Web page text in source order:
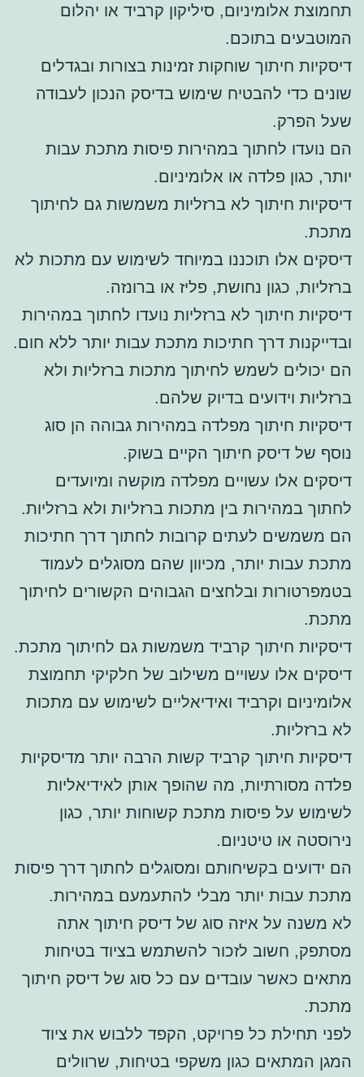
תחמוצת אלומיניום, סיליקון קרביד או יהלום
המוטבעים בתוכם.
דיסקיות חיתוך שוחקות זמינות בצורות ובגדלים
שונים כדי להבטיח שימוש בדיסק הנכון לעבודה
שעל הפרק.
הם נועדו לחתוך במהירות פיסות מתכת עבות
יותר, כגון פלדה או אלומיניום.
דיסקיות חיתוך לא ברזליות משמשות גם לחיתוך
מתכת.
דיסקים אלו תוכננו במיוחד לשימוש עם מתכות לא
ברזליות, כגון נחושת, פליז או ברונזה.
דיסקיות חיתוך לא ברזליות נועדו לחתוך במהירות
ובדייקנות דרך חתיכות מתכת עבות יותר ללא חום.
הם יכולים לשמש לחיתוך מתכות ברזליות ולא
ברזליות וידועים בדיוק שלהם.
דיסקיות חיתוך מפלדה במהירות גבוהה הן סוג
נוסף של דיסק חיתוך הקיים בשוק.
דיסקים אלו עשויים מפלדה מוקשה ומיועדים
לחתוך במהירות בין מתכות ברזליות ולא ברזליות.
הם משמשים לעתים קרובות לחתוך דרך חתיכות
מתכת עבות יותר, מכיוון שהם מסוגלים לעמוד
בטמפרטורות ובלחצים הגבוהים הקשורים לחיתוך
מתכת.
דיסקיות חיתוך קרביד משמשות גם לחיתוך מתכת.
דיסקים אלו עשויים משילוב של חלקיקי תחמוצת
אלומיניום וקרביד ואידיאליים לשימוש עם מתכות
לא ברזליות.
דיסקיות חיתוך קרביד קשות הרבה יותר מדיסקיות
פלדה מסורתיות, מה שהופך אותן לאידיאליות
לשימוש על פיסות מתכת קשוחות יותר, כגון
נירוסטה או טיטניום.
הם ידועים בקשיחותם ומסוגלים לחתוך דרך פיסות
מתכת עבות יותר מבלי להתעמעם במהירות.
לא משנה על איזה סוג של דיסק חיתוך אתה
מסתפק, חשוב לזכור להשתמש בציוד בטיחות
מתאים כאשר עובדים עם כל סוג של דיסק חיתוך
מתכת.
לפני תחילת כל פרויקט, הקפד ללבוש את ציוד
המגן המתאים כגון משקפי בטיחות, שרוולים